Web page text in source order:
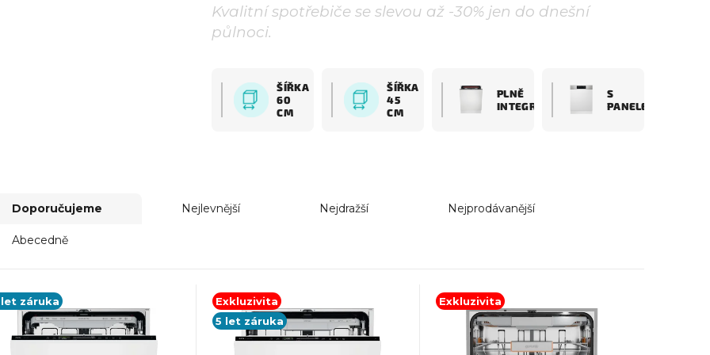
Kvalitní spotřebiče se slevou až -30% jen do dnešní
půlnoci.
ŠÍŘKA
60
CM
ŠÍŘKA
45
CM
PLNĚ
INTEGROVANÉ
S
PANELEM
Doporučujeme Nejlevnější Nejdražší Nejprodávanější
Abecedně
let záruka
Exkluzivita
5 let záruka
Exkluzivita